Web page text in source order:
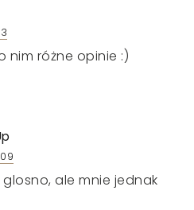
nim różne opinie :)
ale mnie jednak